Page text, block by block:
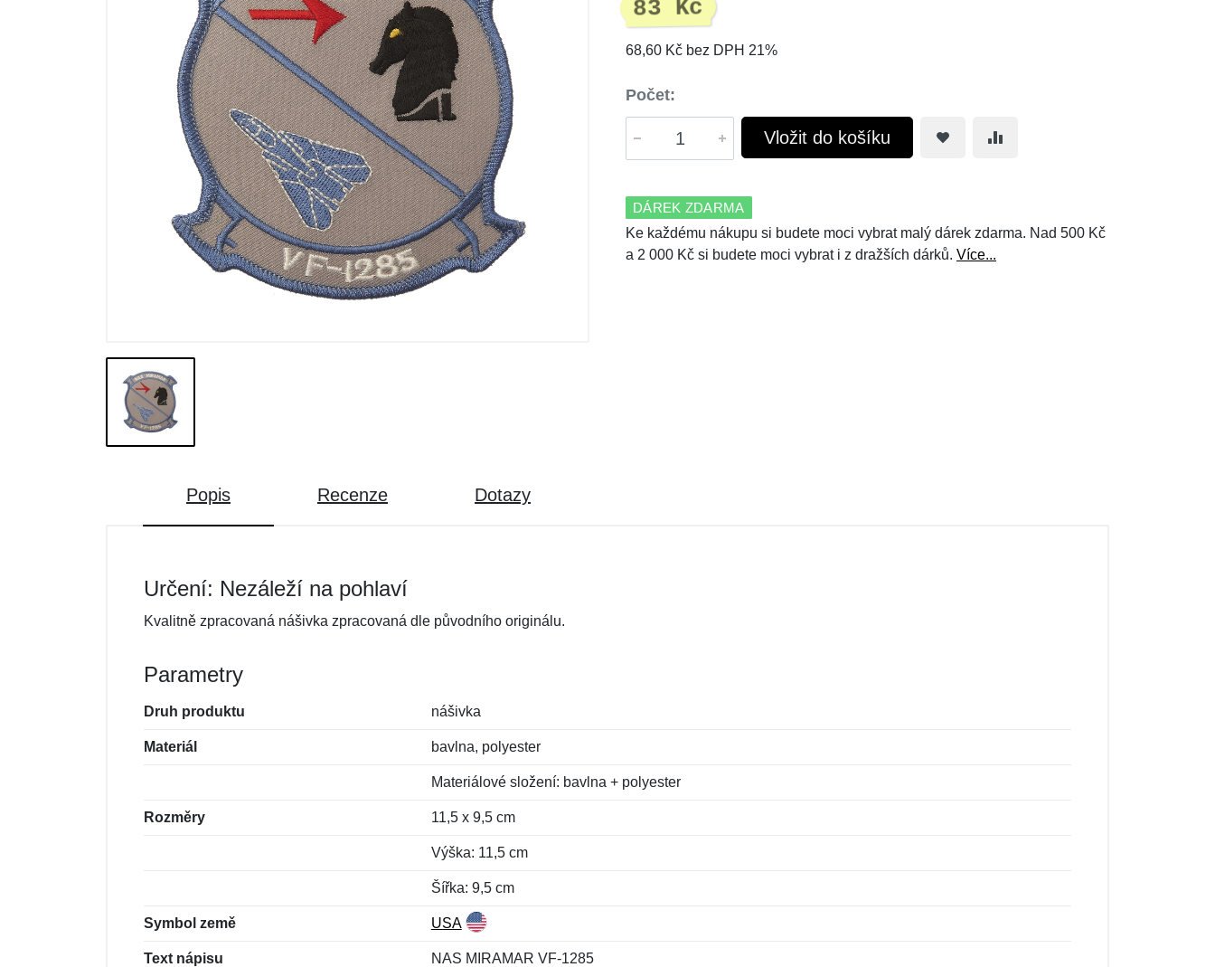
83 Kč
68,60 Kč bez DPH 21%
Počet:
Vložit do košíku
DÁREK ZDARMA
Ke každému nákupu si budete moci vybrat malý dárek zdarma. Nad 500 Kč
a 2 000 Kč si budete moci vybrat i z dražších dárků. Více...
Popis Recenze Dotazy
Určení: Nezáleží na pohlaví
Kvalitně zpracovaná nášivka zpracovaná dle původního originálu.
Parametry
Druh produktu nášivka
Materiál bavlna, polyester
Materiálové složení: bavlna + polyester
Rozměry 11,5 x 9,5 cm
Výška: 11,5 cm
Šířka: 9,5 cm
Symbol země USA
Text nápisu NAS MIRAMAR VF-1285